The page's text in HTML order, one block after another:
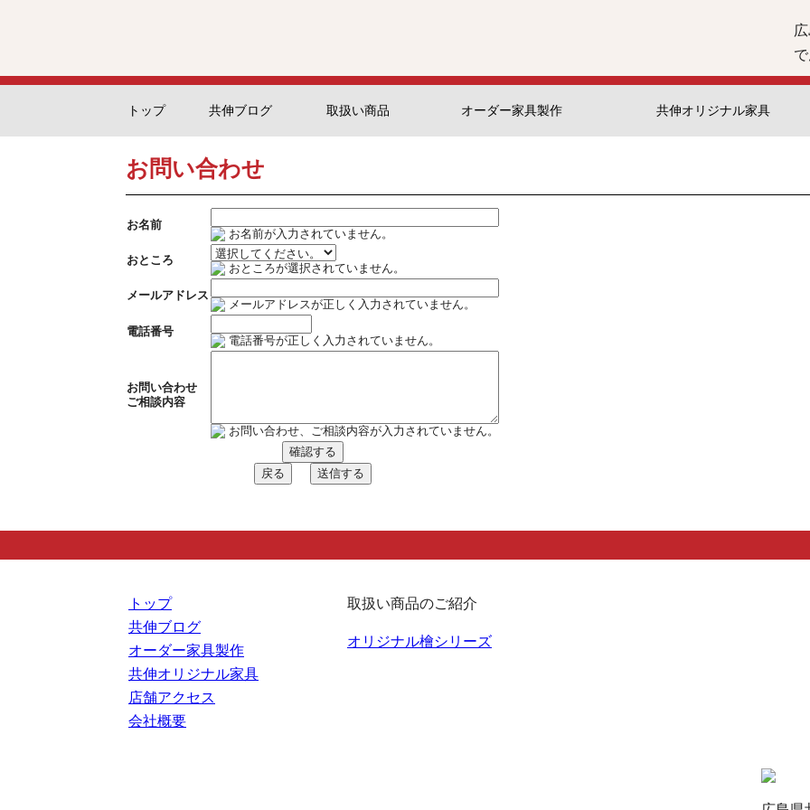
トップ 共伸ブログ 取扱い商品 オーダー家具製作 共伸オリジナル家具
お問い合わせ
お名前
お名前が入力されていません。
おところ
おところが選択されていません。
メールアドレス
メールアドレスが正しく入力されていません。
電話番号
電話番号が正しく入力されていません。
お問い合わせ
ご相談内容
お問い合わせ、ご相談内容が入力されていません。
確認する
戻る
送信する
トップ
共伸ブログ
オーダー家具製作
共伸オリジナル家具
店舗アクセス
会社概要
取扱い商品のご紹介
オリジナル檜シリーズ